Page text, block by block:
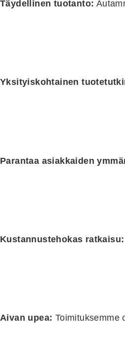
Täydellinen tuotanto:
Yksityiskohtainen
Parantaa asiakkaiden
Kustannustehokas ratkaisu:
Aivan upea: Toimituksemme